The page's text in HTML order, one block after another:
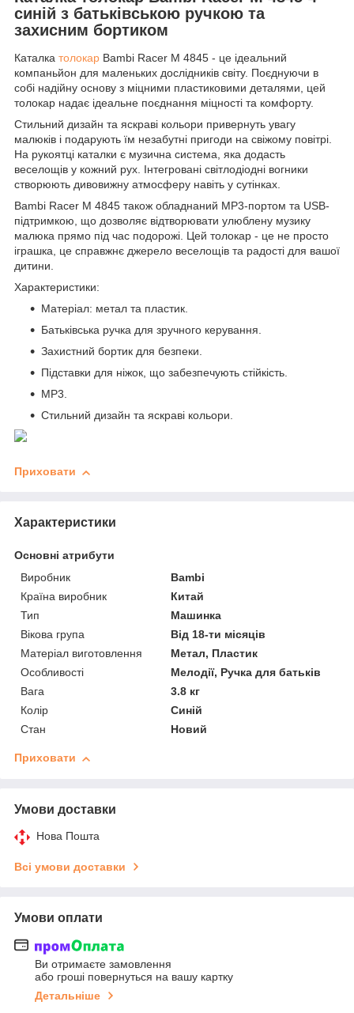
синій з батьківською ручкою та
захисним бортиком
Каталка толокар Bambi Racer M 4845 - це ідеальний
компаньйон для маленьких дослідників світу. Поєднуючи в
собі надійну основу з міцними пластиковими деталями, цей
толокар надає ідеальне поєднання міцності та комфорту.
Стильний дизайн та яскраві кольори привернуть увагу
малюків і подарують їм незабутні пригоди на свіжому повітрі.
На рукоятці каталки є музична система, яка додасть
веселощів у кожний рух. Інтегровані світлодіодні вогники
створюють дивовижну атмосферу навіть у сутінках.
Bambi Racer M 4845 також обладнаний MP3-портом та USB-
підтримкою, що дозволяє відтворювати улюблену музику
малюка прямо під час подорожі. Цей толокар - це не просто
іграшка, це справжнє джерело веселощів та радості для вашої
дитини.
Характеристики:
Матеріал: метал та пластик.
Батьківська ручка для зручного керування.
Захистний бортик для безпеки.
Підставки для ніжок, що забезпечують стійкість.
MP3.
Стильний дизайн та яскраві кольори.
Приховати
Характеристики
Основні атрибути
Виробник
Bambi
Країна виробник
Китай
Тип
Машинка
Вікова група
Від 18-ти місяців
Матеріал виготовлення
Метал, Пластик
Особливості
Мелодії, Ручка для батьків
Вага
3.8 кг
Колір
Синій
Стан
Новий
Приховати
Умови доставки
Нова Пошта
Всі умови доставки
Умови оплати
Ви отримаєте замовлення
або гроші повернуться на вашу картку
Детальніше